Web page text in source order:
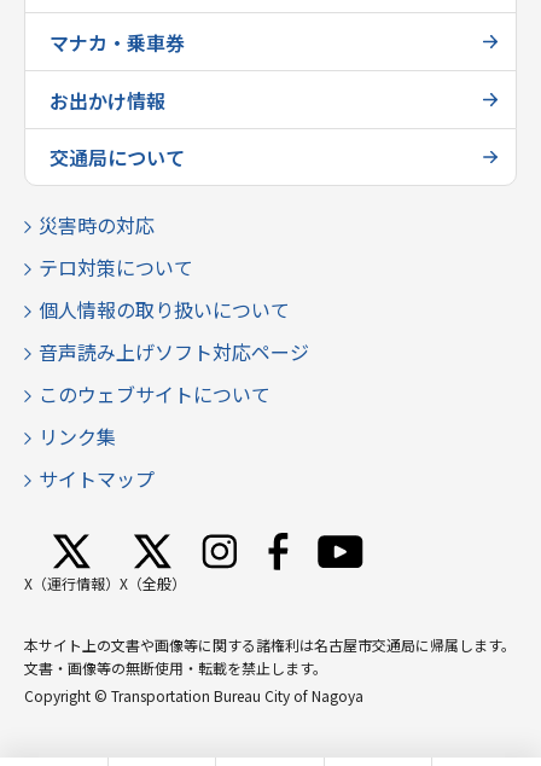
マナカ・乗車券
お出かけ情報
交通局について
災害時の対応
テロ対策について
個人情報の取り扱いについて
音声読み上げソフト対応ページ
このウェブサイトについて
リンク集
サイトマップ
X（運行情報） X（全般）
本サイト上の文書や画像等に関する諸権利は名古屋市交通局に帰属します。
文書・画像等の無断使用・転載を禁止します。
Copyright © Transportation Bureau City of Nagoya